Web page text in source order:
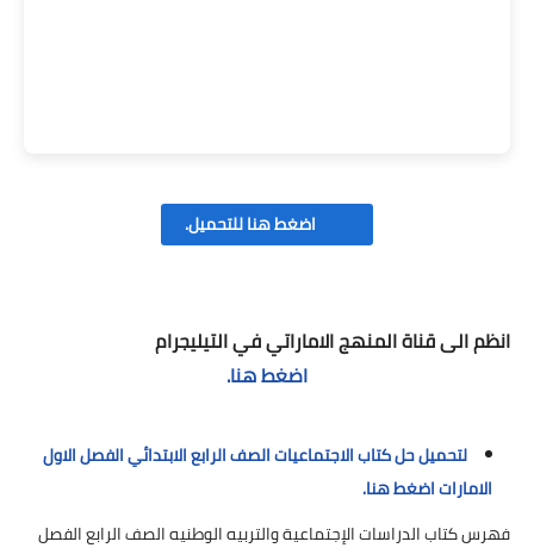
اضغط هنا للتحميل.
انظم الى قناة المنهج الاماراتي في التيليجرام
اضغط هنا.
لتحميل حل كتاب الاجتماعيات الصف الرابع الابتدائي الفصل الاول
الامارات اضغط هنا.
فهرس كتاب الدراسات الإجتماعية والتربيه الوطنيه الصف الرابع الفصل